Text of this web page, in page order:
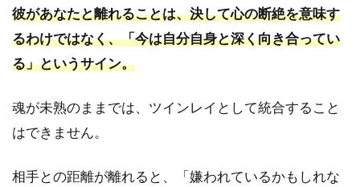
い
た
男
の
の
中
｜
性
彼があなたと離れることは、決して心の断絶を意味す
るわけではなく、「今は自分自身と深く向き合ってい
る」というサイン。
魂が未熟のままでは、ツインレイとして統合すること
はできません。
相手との距離が離れると、「嫌われているかもしれな